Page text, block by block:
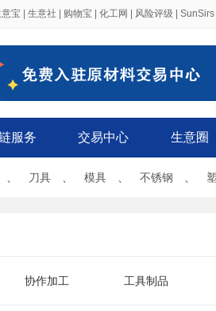
宝 生意社 购物宝 化工网 风险评级 SunSirs
服务 交易中心 生意圈
刀具 模具 不锈钢
协作加工 工具制品